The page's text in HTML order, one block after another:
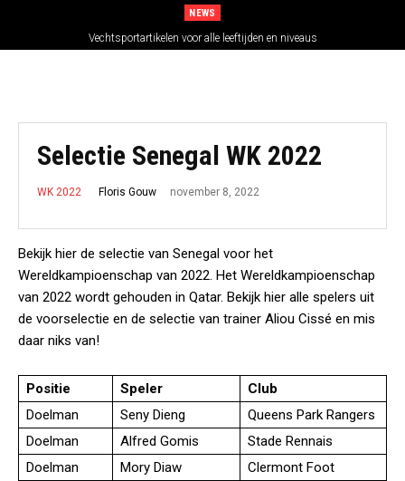
NEWS
Vechtsportartikelen voor alle leeftijden en niveaus
Selectie Senegal WK 2022
WK 2022 Floris Gouw november 8, 2022
Bekijk hier de selectie van Senegal voor het
Wereldkampioenschap van 2022. Het Wereldkampioenschap
van 2022 wordt gehouden in Qatar. Bekijk hier alle spelers uit
de voorselectie en de selectie van trainer Aliou Cissé en mis
daar niks van!
Positie Speler
Club
Doelman
Seny Dieng
Queens Park Rangers
Doelman
Alfred Gomis
Stade Rennais
Doelman
Mory Diaw
Clermont Foot